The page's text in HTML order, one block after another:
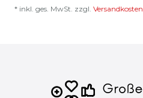
* inkl. ges. MwSt. zzgl. Versandkosten